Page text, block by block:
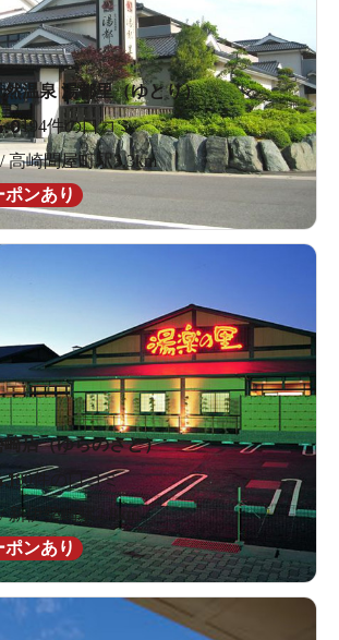
温泉 湯都里（ゆとり）
194件の口コミ
高崎問屋町駅3.3km
ポンあり
店（ゆらのさと）
80件の口コミ
伊勢崎駅2.8km
ポンあり